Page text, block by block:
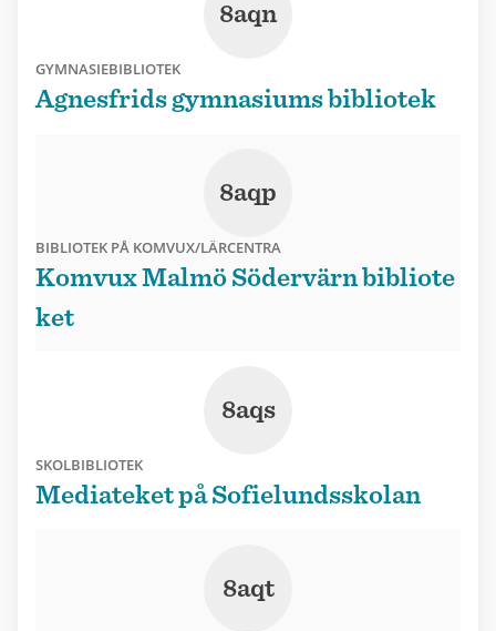
8aqn
GYMNASIEBIBLIOTEK
Agnesfrids gymnasiums bibliotek
8aqp
BIBLIOTEK PÅ KOMVUX/LÄRCENTRA
Komvux Malmö Södervärn bibliote
ket
8aqs
SKOLBIBLIOTEK
Mediateket på Sofielundsskolan
8aqt